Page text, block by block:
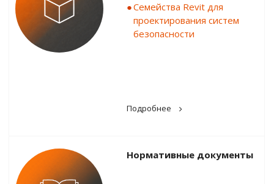
Семейства Revit для
проектирования систем
безопасности
Подробнее
Нормативные документы